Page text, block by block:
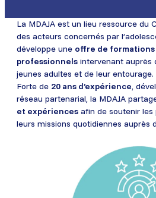
La MDAJA est un lieu ressource du
des acteurs concernés par
développe une offre de
professionnels intervenant auprès
jeunes adultes et de leur entourage.
Forte de 20 ans d’expérience,
réseau partenarial, la MDAJA
et expériences afin de soutenir les
leurs missions quotidiennes auprès